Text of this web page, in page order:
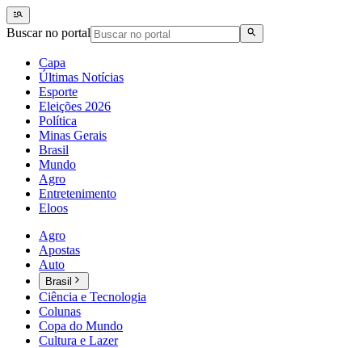
Buscar no portal
Capa
Últimas Notícias
Esporte
Eleições 2026
Política
Minas Gerais
Brasil
Mundo
Agro
Entretenimento
Eloos
Agro
Apostas
Auto
Brasil
Ciência e Tecnologia
Colunas
Copa do Mundo
Cultura e Lazer